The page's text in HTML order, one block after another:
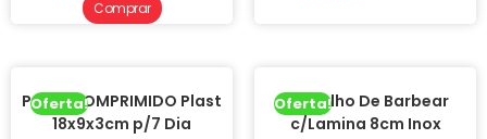
Comprar
Oferta!
Porta COMPRIMIDO Plast
18x9x3cm p/7 Dia
Oferta!
Aparelho De Barbear
c/Lamina 8cm Inox